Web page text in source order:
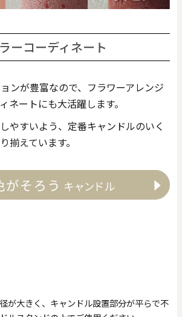
ーコーディネート
ンが豊富なので、フラワーアレンジ
ネートにも大活躍します。
やすいよう、定番キャンドルのいく
揃えています。
が大きく、キャンドル設置部分が平らで不